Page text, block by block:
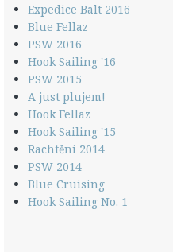
Expedice Balt 2016
Blue Fellaz
PSW 2016
Hook Sailing '16
PSW 2015
A just plujem!
Hook Fellaz
Hook Sailing '15
Rachtění 2014
PSW 2014
Blue Cruising
Hook Sailing No. 1